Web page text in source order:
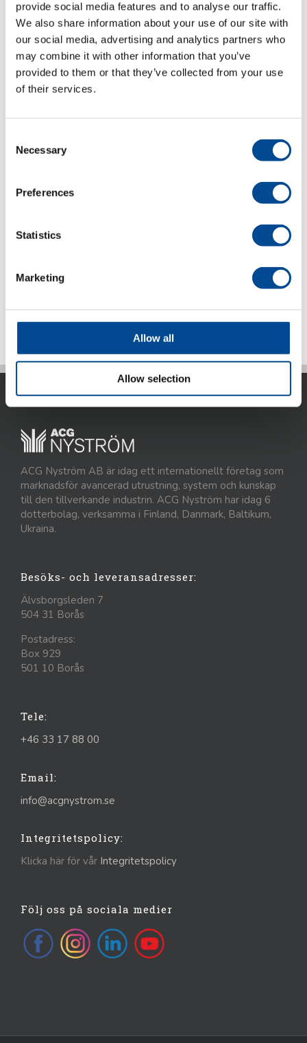
provide social media features and to analyse our traffic.
We also share information about your use of our site with
our social media, advertising and analytics partners who
may combine it with other information that you’ve
provided to them or that they’ve collected from your use
of their services.
Selection
Necessary
Preferences
Statistics
Marketing
Allow all
Allow selection
Man får praktiskt taget obegränsat
med färger till hands och får alltid
exakt rätt färg vid behov. Med
endast en trådrulle per brodyrhuvud
minimerar man sitt trådlager och
produktion. När tråden är färgad och
För
ACG Nyström AB är idag ett internationellt företag som
marknadsför avancerad utrustning, system och kunskap
till den tillverkande industrin. ACG Nyström har idag 6
dotterbolag, verksamma i Finland, Danmark, Baltikum,
Ukraina.
Besöks- och leveransadresser:
Älvsborgsleden 7
504 31 Borås
Postadress:
Box 929
501 10 Borås
Tele:
+46 33 17 88 00
Email:
info@acgnystrom.se
Integritetspolicy:
Klicka här för vår Integritetspolicy
Följ oss på sociala medier